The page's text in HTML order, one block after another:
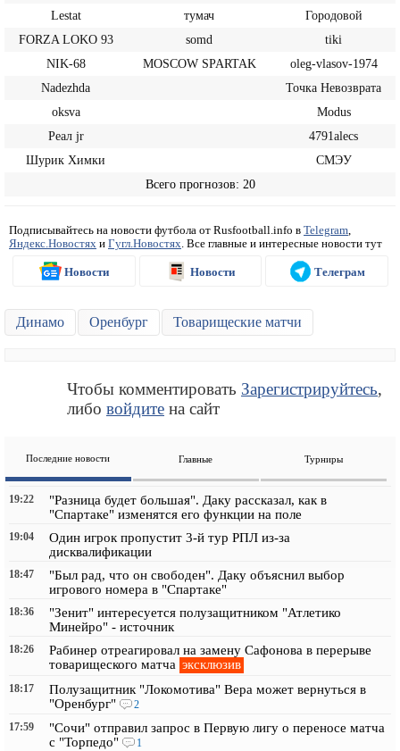
Lestat
тумач
Городовой
FORZA LOKO 93
somd
tiki
NIK-68
MOSCOW SPARTAK
oleg-vlasov-1974
Nadezhda
Точка Невозврата
oksva
Modus
Реал jr
4791alecs
Шурик Химки
СМЭУ
Всего прогнозов: 20
Подписывайтесь на новости футбола от Rusfootball.info в Telegram
Яндекс.Новостях и Гугл.Новостях . Все главные и интересные новости тут
Новости Новости Телеграм
Динамо Оренбург Товарищеские матчи
Чтобы комментировать Зарегистрируйтесь,
либо войдите на сайт
Последние новости Главные Турниры
19:22
"Разница будет большая". Даку рассказал, как в
"Спартаке" изменятся его функции на поле
19:04
Один игрок пропустит 3-й тур РПЛ из-за
дисквалификации
18:47
"Был рад, что он свободен". Даку объяснил выбор
игрового номера в "Спартаке"
18:36
"Зенит" интересуется полузащитником "Атлетико
Минейро" - источник
18:26
Рабинер отреагировал на замену Сафонова в перерыве
товарищеского матча эксклюзив
18:17
Полузащитник "Локомотива" Вера может вернуться в
"Оренбург"
2
17:59
"Сочи" отправил запрос в Первую лигу о переносе матча
с "Торпедо"
1